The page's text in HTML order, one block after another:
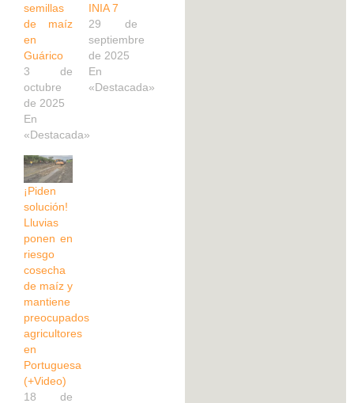
semillas
de maíz
en
Guárico
3 de
octubre
de 2025
En
«Destacada»
INIA 7
29 de
septiembre
de 2025
En
«Destacada»
¡Piden
solución!
Lluvias
ponen en
riesgo
cosecha
de maíz y
mantiene
preocupados
agricultores
en
Portuguesa
(+Video)
18 de